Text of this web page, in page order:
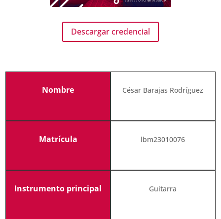
Descargar credencial
Nombre
Matrícula
Instrumento principal
César Barajas Rodríguez
lbm23010076
Guitarra